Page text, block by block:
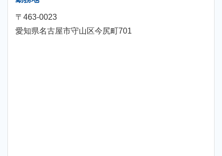
〒463-0023
愛知県名古屋市守山区今尻町701